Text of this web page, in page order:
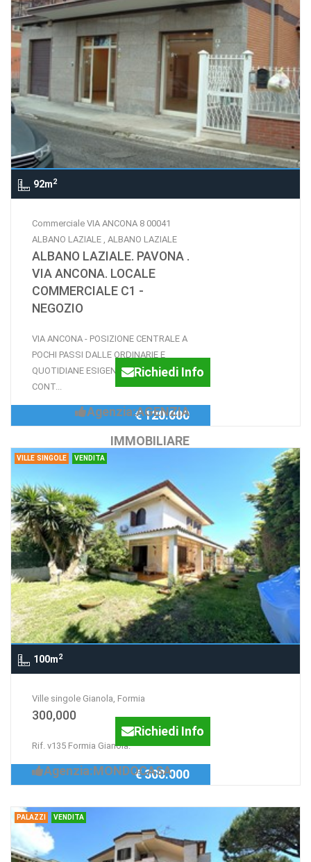
92m2
Commerciale VIA ANCONA 8 00041
ALBANO LAZIALE , ALBANO LAZIALE
ALBANO LAZIALE. PAVONA .
VIA ANCONA. LOCALE
COMMERCIALE C1 -
NEGOZIO
VIA ANCONA - POSIZIONE CENTRALE A
POCHI PASSI DALLE ORDINARIE E
QUOTIDIANE ESIGENZE E SERVIZI -
CONT...
Richiedi Info
Agenzia:AGENZIA
IMMOBILIARE
€ 120.000
VILLE SINGOLE VENDITA
100m2
Ville singole Gianola, Formia
300,000
Rif. v135 Formia Gianola:
Richiedi Info
Agenzia:MONDOCASA
€ 300.000
PALAZZI VENDITA